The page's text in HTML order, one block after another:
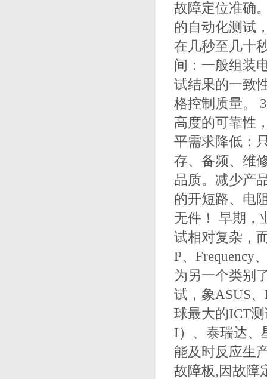
故障定位准确
的自动化测试
在几秒至几十
间：一般组装
试结果的一致
格控制质量。
高度的可靠性
平需求降低：
存、备频、维
品质。减少产
的开短路、电
无件！ 早期，
试相对复杂，
P、Frequency
为另一个类别
试，象ASUS
球最大的ICT
I）、泰瑞达、
能及时反应生
故障板,因故障